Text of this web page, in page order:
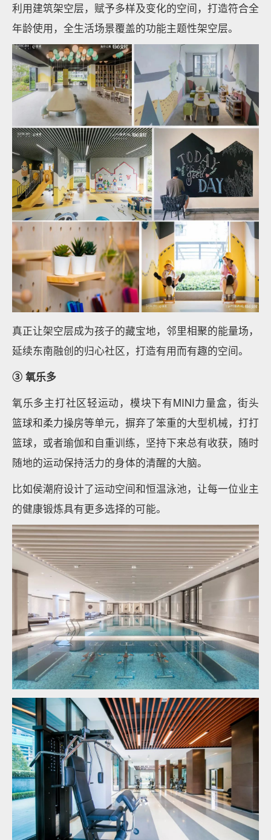
利用建筑架空层，赋予多样及变化的空间，打造符合全
年龄使用，全生活场景覆盖的功能主题性架空层。
真正让架空层成为孩子的藏宝地，邻里相聚的能量场，
延续东南融创的归心社区，打造有用而有趣的空间。
③ 氧乐多
氧乐多主打社区轻运动，模块下有MINI力量盒，街头
篮球和柔力操房等单元，摒弃了笨重的大型机械，打打
篮球，或者瑜伽和自重训练，坚持下来总有收获，随时
随地的运动保持活力的身体的清醒的大脑。
比如侯潮府设计了运动空间和恒温泳池，让每一位业主
的健康锻炼具有更多选择的可能。